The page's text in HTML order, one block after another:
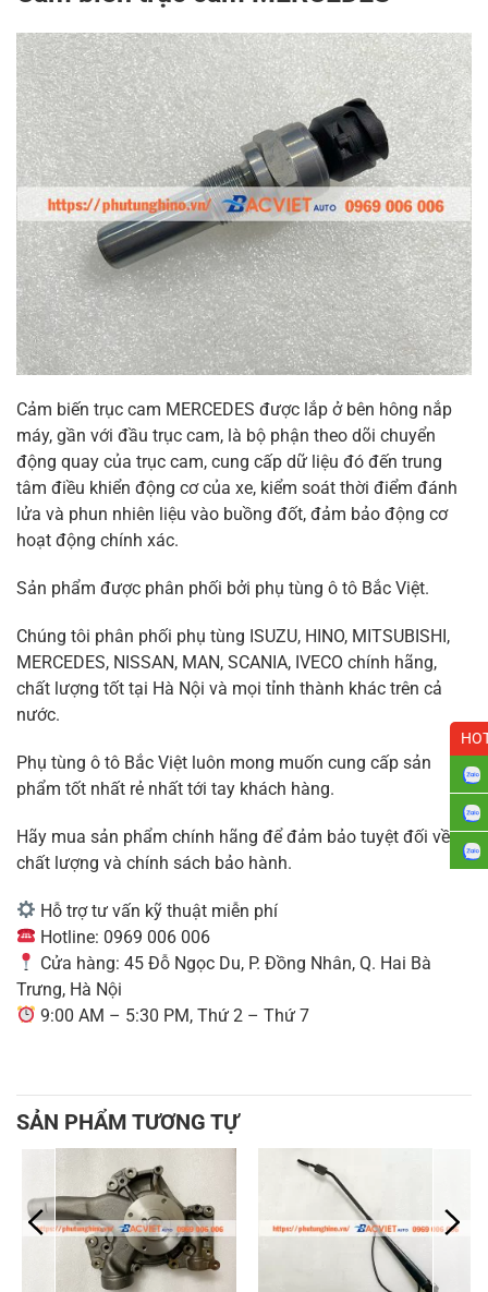
Cảm biến trục cam MERCEDES được lắp ở bên hông nắp
máy, gần với đầu trục cam, là bộ phận theo dõi chuyển
động quay của trục cam, cung cấp dữ liệu đó đến trung
tâm điều khiển động cơ của xe, kiểm soát thời điểm đánh
lửa và phun nhiên liệu vào buồng đốt, đảm bảo động cơ
hoạt động chính xác.
Sản phẩm được phân phối bởi phụ tùng ô tô Bắc Việt.
Chúng tôi phân phối phụ tùng ISUZU, HINO, MITSUBISHI,
MERCEDES, NISSAN, MAN, SCANIA, IVECO chính hãng,
chất lượng tốt tại Hà Nội và mọi tỉnh thành khác trên cả
nước.
Phụ tùng ô tô Bắc Việt luôn mong muốn cung cấp sản
phẩm tốt nhất rẻ nhất tới tay khách hàng.
Hãy mua sản phẩm chính hãng để đảm bảo tuyệt đối về
chất lượng và chính sách bảo hành.
Hỗ trợ tư vấn kỹ thuật miễn phí
Hotline: 0969 006 006
Cửa hàng: 45 Đỗ Ngọc Du, P. Đồng Nhân, Q. Hai Bà
Trưng, Hà Nội
9:00 AM – 5:30 PM, Thứ 2 – Thứ 7
SẢN PHẨM TƯƠNG TỰ